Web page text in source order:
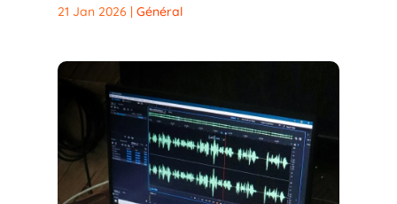
21 Jan 2026 | Général